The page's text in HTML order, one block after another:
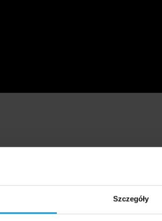
Szczegóły